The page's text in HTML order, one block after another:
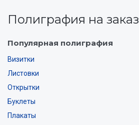
Полиграфия на заказ
Популярная полиграфия
Визитки
Листовки
Открытки
Буклеты
Плакаты